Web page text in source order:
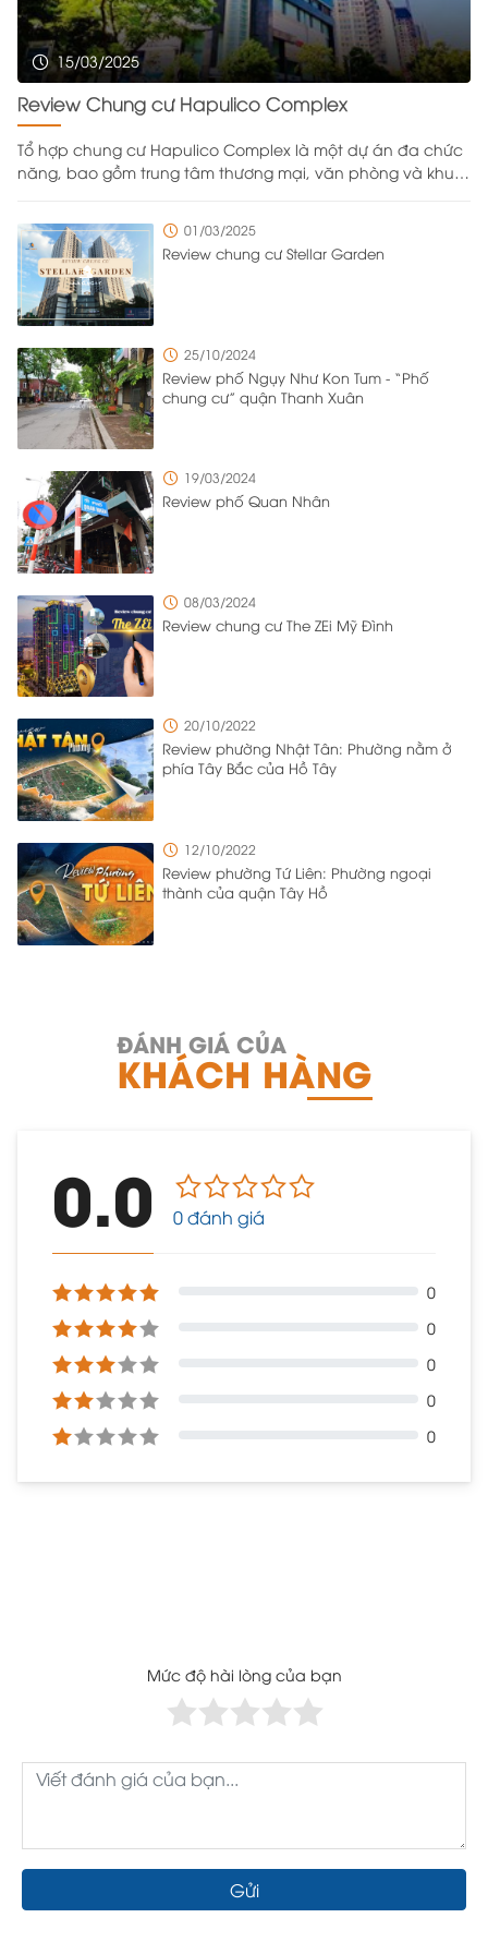
15/03/2025
Review Chung cư Hapulico Complex
Tổ hợp chung cư Hapulico Complex là một dự án đa chức
năng, bao gồm trung tâm thương mại, văn phòng và khu
chủ đầu tư. Nằm ở vị trí đắc địa với bốn mặt giáp các
tuyến đường Nguyễn Huy Tưởng, Lê Văn Thiêm, Vũ Trọng
Phụng và Ngụy Như Kon Tum, dự án được bố trí tới 8 cổng
ra vào từ nhiều hướng khác nhau để đảm bảo việc di
chuyển ra vào trong khu đô thị diễn ra thuận tiện và có trật
tự. Với mật độ cư dân sinh sống và làm việc cao, chủ đầu
tư đã triển khai nhiều giải pháp quản lý tổng thể để quản
lý một cách hiệu quả và vẫn đảm bảo sự thuận tiện cho
cư dân sinh sống tại đây.
01/03/2025
Review chung cư Stellar Garden
25/10/2024
Review phố Ngụy Như Kon Tum - “Phố
chung cư” quận Thanh Xuân
19/03/2024
Review phố Quan Nhân
08/03/2024
Review chung cư The ZEi Mỹ Đình
20/10/2022
Review phường Nhật Tân: Phường nằm ở
phía Tây Bắc của Hồ Tây
12/10/2022
Review phường Tứ Liên: Phường ngoại
thành của quận Tây Hồ
ĐÁNH GIÁ CỦA
KHÁCH HÀNG
0.0 0 đánh giá
0
0
0
0
0
Mức độ hài lòng của bạn
Gửi